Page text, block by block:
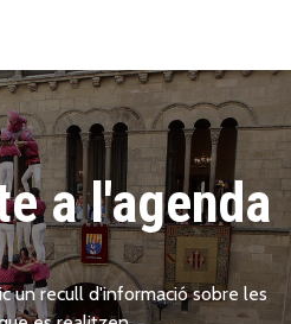
a l'agenda
un recull d'informació sobre les